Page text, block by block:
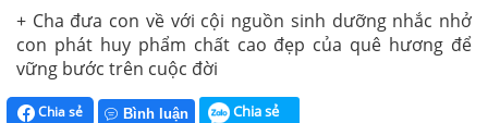
+ Cha đưa con về với cội nguồn sinh dưỡng nhắc nhở
con phát huy phẩm chất cao đẹp của quê hương để
vững bước trên cuộc đời
Chia sẻ Bình luận Chia sẻ